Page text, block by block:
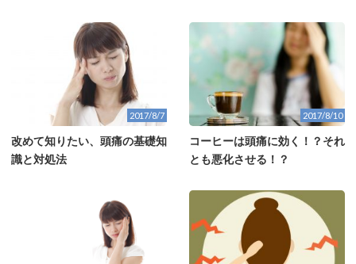
2017/8/7
改めて知りたい、頭痛の基礎知
識と対処法
2017/8/10
コーヒーは頭痛に効く！？それ
とも悪化させる！？